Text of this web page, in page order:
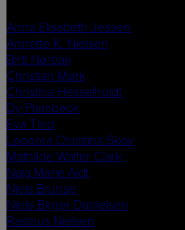
Anna Elisabeth Jessen
Annette K. Nielsen
Britt Nørbak
Christian Mørk
Christina Hesselholdt
Dy Plambeck
Eva Tind
Leonora Christina Skov
Mathilde Walter Clark
Naja Marie Aidt
Niels Brunse
Niels-Birger Danielsen
Rasmus Nielsen